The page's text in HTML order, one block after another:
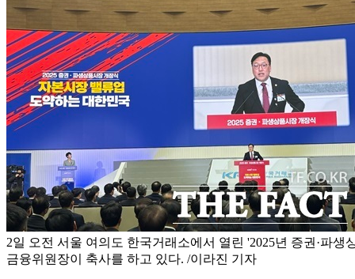
2일 오전 서울 여의도 한국거래소에서 열린 '2025년 증권·파생
금융위원장이 축사를 하고 있다. /이라진 기자